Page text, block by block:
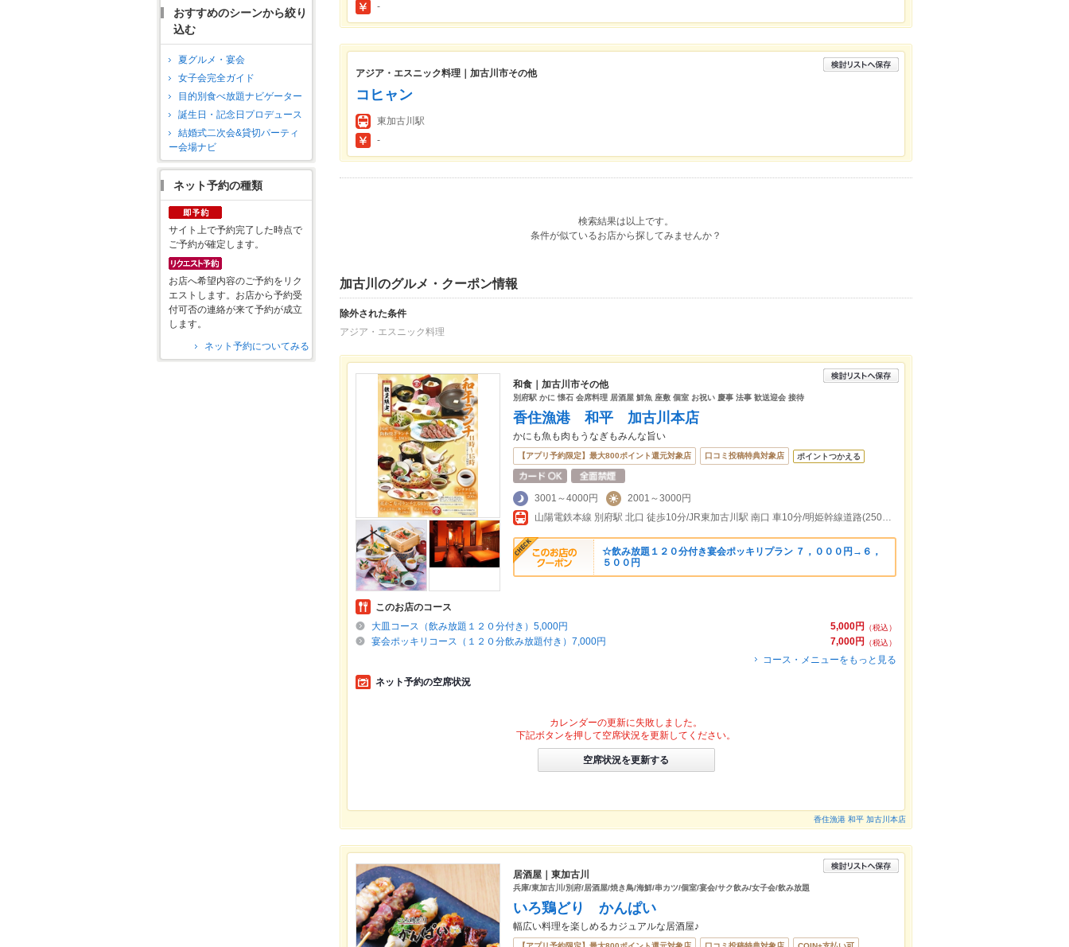
おすすめのシーンから絞り
込む
夏グルメ・宴会
女子会完全ガイド
目的別食べ放題ナビゲーター
誕生日・記念日プロデュース
結婚式二次会&貸切パーティ
ー会場ナビ
ネット予約の種類
サイト上で予約完了した時点で
ご予約が確定します。
お店へ希望内容のご予約をリク
エストします。お店から予約受
付可否の連絡が来て予約が成立
します。
ネット予約についてみる
-
アジア・エスニック料理｜加古川市その他
コヒャン
東加古川駅
-
検索結果は以上です。
条件が似ているお店から探してみませんか？
加古川のグルメ・クーポン情報
除外された条件
アジア・エスニック料理
和食｜加古川市その他
別府駅 かに 懐石 会席料理 居酒屋 鮮魚 座敷 個室 お祝い 慶事 法事 歓送迎会 接待
香住漁港 和平 加古川本店
かにも魚も肉もうなぎもみんな旨い
【アプリ予約限定】最大800ポイント還元対象店 口コミ投稿特典対象店 ポイントつかえる
3001～4000円
2001～3000円
山陽電鉄本線 別府駅 北口 徒歩10分/JR東加古川駅 南口 車10分/明姫幹線道路(250号線)沿い
☆飲み放題１２０分付き宴会ポッキリプラン ７，０００円→６，
５００円
このお店のコース
5,000円
（税込）
大皿コース（飲み放題１２０分付き）5,000円
7,000円
（税込）
宴会ポッキリコース（１２０分飲み放題付き）7,000円
コース・メニューをもっと見る
ネット予約の空席状況
カレンダーの更新に失敗しました。
下記ボタンを押して空席状況を更新してください。
空席状況を更新する
香住漁港 和平 加古川本店
居酒屋｜東加古川
兵庫/東加古川/別府/居酒屋/焼き鳥/海鮮/串カツ/個室/宴会/サク飲み/女子会/飲み放題
いろ鶏どり かんぱい
幅広い料理を楽しめるカジュアルな居酒屋♪